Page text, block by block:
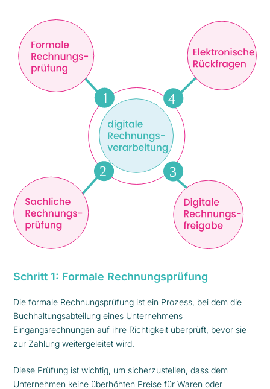
Schritt 1: Formale Rechnungsprüfung
Die formale Rechnungsprüfung ist ein Prozess, bei dem die
Buchhaltungsabteilung eines Unternehmens
Eingangsrechnungen auf ihre Richtigkeit überprüft, bevor sie
zur Zahlung weitergeleitet wird.
Diese Prüfung ist wichtig, um sicherzustellen, dass dem
Unternehmen keine überhöhten Preise für Waren oder